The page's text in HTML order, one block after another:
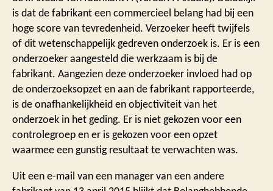
is dat de fabrikant een commercieel belang had bij een
hoge score van tevredenheid. Verzoeker heeft twijfels
of dit wetenschappelijk gedreven onderzoek is. Er is een
onderzoeker aangesteld die werkzaam is bij de
fabrikant. Aangezien deze onderzoeker invloed had op
de onderzoeksopzet en aan de fabrikant rapporteerde,
is de onafhankelijkheid en objectiviteit van het
onderzoek in het geding. Er is niet gekozen voor een
controlegroep en er is gekozen voor een opzet
waarmee een gunstig resultaat te verwachten was.
Uit een e-mail van een manager van een andere